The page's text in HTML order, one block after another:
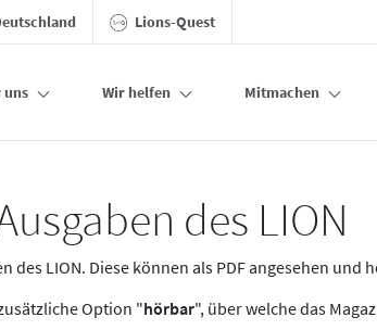
Lions-Quest
uns Wir helfen Mitmachen
des LION
des LION. Diese können als PDF angesehen und
Option "hörbar", über welche das